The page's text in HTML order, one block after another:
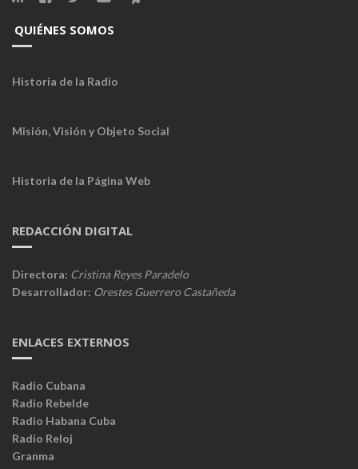
QUIÉNES SOMOS
Historia de la Radio
Misión, Visión y Objeto Social
Historia de la Página Web
REDACCIÓN DIGITAL
Directora: Cristina Reyes Paradelo
Desarrollador: Orestes Guerrero Castañeda
ENLACES EXTERNOS
Radio Cubana
Radio Rebelde
Radio Habana Cuba
Radio Reloj
Granma